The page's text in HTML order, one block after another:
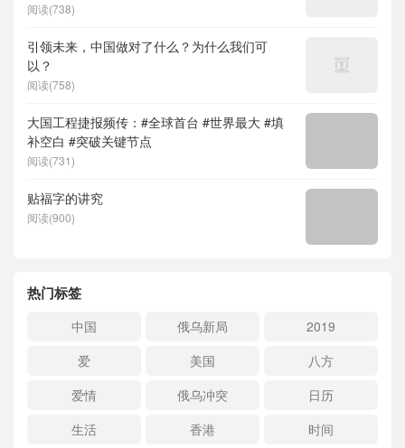
阅读(738)
引领未来，中国做对了什么？为什么我们可
以？
阅读(758)
大国工程捷报频传：#全球首台 #世界最大 #填
补空白 #突破关键节点
阅读(731)
贴福字的讲究
阅读(900)
热门标签
中国 俄乌新局
2019
爱
美国
八方
爱情
俄乌冲突
日历
生活
香港 时间